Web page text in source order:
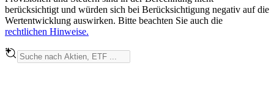
berücksichtigt und würden sich bei Berücksichtigung negativ auf die
Wertentwicklung auswirken. Bitte beachten Sie auch die
rechtlichen Hinweise.